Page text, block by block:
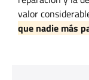
valor
que nadie más